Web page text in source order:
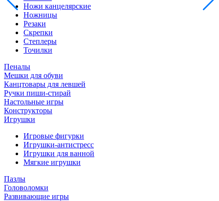
Ножи канцелярские
Ножницы
Резаки
Скрепки
Степлеры
Точилки
Пеналы
Мешки для обуви
Канцтовары для левшей
Ручки пиши-стирай
Настольные игры
Конструкторы
Игрушки
Игровые фигурки
Игрушки-антистресс
Игрушки для ванной
Мягкие игрушки
Пазлы
Головоломки
Развивающие игры